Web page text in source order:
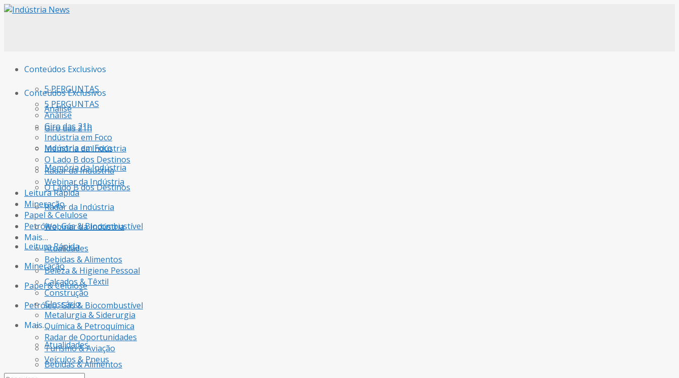
Conteúdos Exclusivos
5 PERGUNTAS
Análise
Giro das 21h
Indústria em Foco
Memória da Indústria
O Lado B dos Destinos
Radar da Indústria
Webinar da Indústria
Leitura Rápida
Mineração
Papel & Celulose
Petróleo, Gás & Biocombustível
Mais…
Atualidades
Bebidas & Alimentos
Conteúdos Exclusivos
5 PERGUNTAS
Análise
Giro das 21h
Indústria em Foco
Memória da Indústria
O Lado B dos Destinos
Radar da Indústria
Webinar da Indústria
Leitura Rápida
Mineração
Papel & Celulose
Petróleo, Gás & Biocombustível
Mais…
Atualidades
Bebidas & Alimentos
Beleza & Higiene Pessoal
Calçados & Têxtil
Construção
Glossário
Metalurgia & Siderurgia
Química & Petroquímica
Radar de Oportunidades
Turismo & Aviação
Veículos & Pneus